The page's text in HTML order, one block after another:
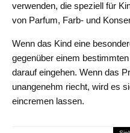
verwenden, die speziell für
von Parfum, Farb- und
Wenn das Kind eine
gegenüber einem
darauf eingehen. Wenn das
unangenehm riecht, wird es
eincremen lassen.